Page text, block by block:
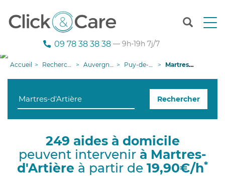
T
n
g
09 78 38 38 38 — 9h-19h 7j/7
Accueil Recherche aide à domicile Auvergne-Rhône-Alpes Puy-de-Dôme Martres-d'Artière
Rechercher
249 aides à domicile
peuvent intervenir à Martres-
d'Artière à partir de 19,90€/h*